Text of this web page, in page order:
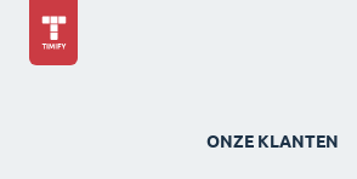
ONZE KLANTEN